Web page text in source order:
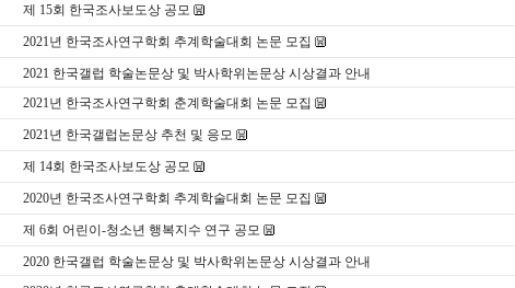
제 15회 한국조사보도상 공모
2021년 한국조사연구학회 추계학술대회 논문 모집
2021 한국갤럽 학술논문상 및 박사학위논문상 시상결과 안내
2021년 한국조사연구학회 춘계학술대회 논문 모집
2021년 한국갤럽논문상 추천 및 응모
제 14회 한국조사보도상 공모
2020년 한국조사연구학회 추계학술대회 논문 모집
제 6회 어린이-청소년 행복지수 연구 공모
2020 한국갤럽 학술논문상 및 박사학위논문상 시상결과 안내